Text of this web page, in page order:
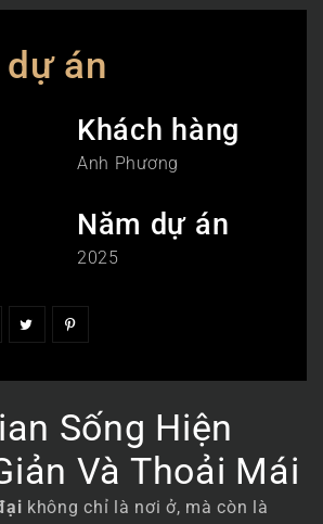
án
Khách hàng
Anh Phương
Năm dự án
2025
Sống Hiện
Và Thoải Mái
không chỉ là nơi ở, mà còn là